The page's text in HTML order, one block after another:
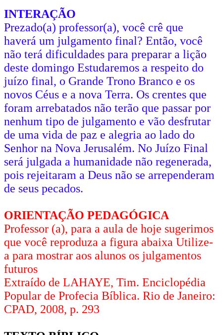
INTERAÇÃO
Prezado(a) professor(a), você crê que
haverá um julgamento final? Então, você
não terá dificuldades para preparar a lição
deste domingo Estudaremos a respeito do
juízo final, o Grande Trono Branco e os
novos Céus e a nova Terra. Os crentes que
foram arrebatados não terão que passar por
nenhum tipo de julgamento e vão desfrutar
de uma vida de paz e alegria ao lado do
Senhor na Nova Jerusalém. No Juízo Final
será julgada a humanidade não regenerada,
pois rejeitaram a Deus não se arrependeram
de seus pecados.
ORIENTAÇÃO PEDAGÓGICA
Professor (a), para a aula de hoje sugerimos
que você reproduza a figura abaixa Utilize-
a para mostrar aos alunos os julgamentos
futuros
Extraído de LAHAYE, Tim. Enciclopédia
Popular de Profecia Bíblica. Rio de Janeiro:
CPAD, 2008, p. 293